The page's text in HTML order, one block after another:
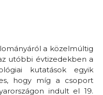
a közelmúltig
utóbbi évtizedekben a
kutatások egyik
hogy míg a csoport
indult el 19.